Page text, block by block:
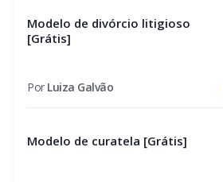
Modelo de divórcio litigioso
[Grátis]
Por Luiza Galvão
Modelo de curatela [Grátis]